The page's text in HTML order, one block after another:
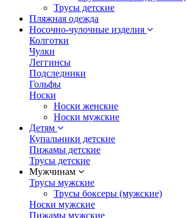
Трусы детские
Пляжная одежда
Носочно-чулочные изделия
Колготки
Чулки
Леггинсы
Подследники
Гольфы
Носки
Носки женские
Носки мужские
Детям
Купальники детские
Пижамы детские
Трусы детские
Мужчинам
Трусы мужские
Трусы боксеры (мужские)
Носки мужские
Пижамы мужские